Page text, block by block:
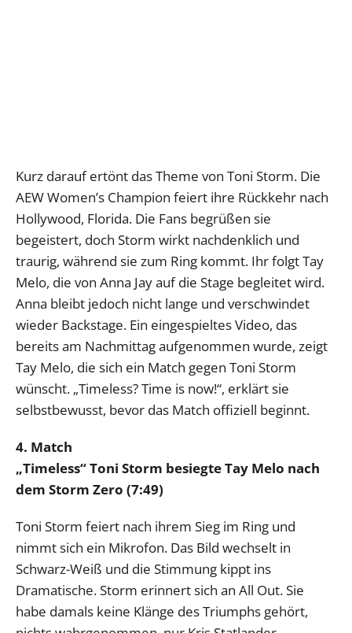
Kurz darauf ertönt das Theme von Toni Storm. Die
AEW Women’s Champion feiert ihre Rückkehr nach
Hollywood, Florida. Die Fans begrüßen sie
begeistert, doch Storm wirkt nachdenklich und
traurig, während sie zum Ring kommt. Ihr folgt Tay
Melo, die von Anna Jay auf die Stage begleitet wird.
Anna bleibt jedoch nicht lange und verschwindet
wieder Backstage. Ein eingespieltes Video, das
bereits am Nachmittag aufgenommen wurde, zeigt
Tay Melo, die sich ein Match gegen Toni Storm
wünscht. „Timeless? Time is now!“, erklärt sie
selbstbewusst, bevor das Match offiziell beginnt.
4. Match
„Timeless“ Toni Storm besiegte Tay Melo nach
dem Storm Zero (7:49)
Toni Storm feiert nach ihrem Sieg im Ring und
nimmt sich ein Mikrofon. Das Bild wechselt in
Schwarz-Weiß und die Stimmung kippt ins
Dramatische. Storm erinnert sich an All Out. Sie
habe damals keine Klänge des Triumphs gehört,